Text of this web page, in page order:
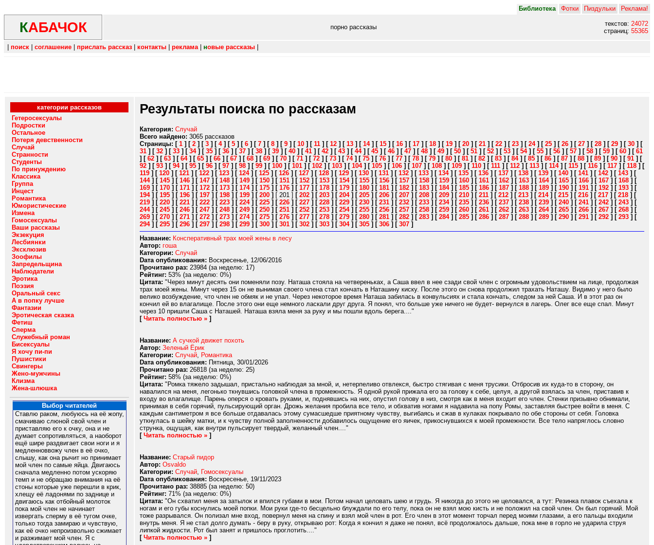
Библиотека Фотки Пиздульки Реклама!
КАБАЧОК порно рассказы текстов: 24072
страниц: 55365
поиск соглашение прислать рассказ контакты реклама| новые рассказы
категории рассказов
Гетеросексуалы
Подростки
Остальное
Потеря девственности
Случай
Странности
Студенты
По принуждению
Классика
Группа
Инцест
Романтика
Юмористические
Измена
Гомосексуалы
Ваши рассказы
Экзекуция
Лесбиянки
Эксклюзив
Зоофилы
Запредельщина
Наблюдатели
Эротика
Поэзия
Оральный секс
А в попку лучше
Фантазии
Эротическая сказка
Фетиш
Сперма
Служебный роман
Бисексуалы
Я хочу пи-пи
Пушистики
Свингеры
Жено-мужчины
Клизма
Жена-шлюшка
Выбор читателей
Ставлю раком, любуюсь на её жопу,
смачиваю слюной свой член и
приставляю его к очку, она и не
думает сопротивляться, а наоборот
ещё шире раздвигает свои ноги и я
медленноввожу член в её очко,
слышу, как она рычит но принимает
мой член по самые яйца. Двигаюсь
сначала медленно потом ускоряю
темп и не обращаю внимания на её
стоны которые уже перешли в крик,
хлещу её ладонями по заднице и
двигаюсь как отбойный молоток
пока мой член не начинает
извергать сперму в её тугом очке,
только тогда замираю и чувствую,
как её очко непроизвольно сжимает
и разжимает мой член. Я с
Результаты поиска по рассказам
Категория: Случай
Всего найдено: 3065 рассказов
Страницы: [ 1 ] [ 2 ] [ 3 ] [ 4] [ 5 ] [ 6 ] [ 7 ] [ 8 ] [ 9 ] [ 10 ] [ 11 ] [ 12 ] [ 13 ] [ 14] [ 15 ] [ 16 ] [ 17 ] [ 18 ] [ 19 ] [ 20 ] [ 21 ] [ 22 ] [ 23 ] [ 24] [ 25 ] [ 26 ] [ 27 ] [ 28 ] [ 29 ] [ 30 ] [
31 ] [ 32 ] [ 33 ] [ 34] [ 35 ] [ 36 ] [ 37 ] [ 38 ] [ 39 ] [ 40 ] [ 41 ] [ 42 ] [ 43 ] [ 44] [ 45 ] [ 46 ] [ 47 ] [ 48 ] [ 49 ] [ 50 ] [ 51 ] [ 52 ] [ 53 ] [ 54] [ 55 ] [ 56 ] [ 57 ] [ 58 ] [ 59 ] [ 60 ] [ 61
] [ 62 ] [ 63 ] [ 64] [ 65 ] [ 66 ] [ 67 ] [ 68 ] [ 69 ] [ 70 ] [ 71 ] [ 72 ] [ 73 ] [ 74] [ 75 ] [ 76 ] [ 77 ] [ 78 ] [ 79 ] [ 80 ] [ 81 ] [ 82 ] [ 83 ] [ 84] [ 85 ] [ 86 ] [ 87 ] [ 88 ] [ 89 ] [ 90 ] [ 91 ] [
92 ] [ 93 ] [ 94] [ 95 ] [ 96 ] [ 97 ] [ 98 ] [ 99 ] [ 100 ] [ 101 ] [ 102 ] [ 103 ] [ 104] [ 105 ] [ 106 ] [ 107 ] [ 108 ] [ 109 ] [ 110 ] [ 111 ] [ 112 ] [ 113 ] [ 114] [ 115 ] [ 116 ] [ 117 ] [ 118 ] [
119 ] [ 120 ] [ 121 ] [ 122 ] [ 123 ] [ 124] [ 125 ] [ 126 ] [ 127 ] [ 128 ] [ 129 ] [ 130 ] [ 131 ] [ 132 ] [ 133 ] [ 134] [ 135 ] [ 136 ] [ 137 ] [ 138 ] [ 139 ] [ 140 ] [ 141 ] [ 142 ] [ 143 ] [
144] [ 145 ] [ 146 ] [ 147 ] [ 148 ] [ 149 ] [ 150 ] [ 151 ] [ 152 ] [ 153 ] [ 154] [ 155 ] [ 156 ] [ 157 ] [ 158 ] [ 159 ] [ 160 ] [ 161 ] [ 162 ] [ 163 ] [ 164] [ 165 ] [ 166 ] [ 167 ] [ 168 ] [
169 ] [ 170 ] [ 171 ] [ 172 ] [ 173 ] [ 174] [ 175 ] [ 176 ] [ 177 ] [ 178 ] [ 179 ] [ 180 ] [ 181 ] [ 182 ] [ 183 ] [ 184] [ 185 ] [ 186 ] [ 187 ] [ 188 ] [ 189 ] [ 190 ] [ 191 ] [ 192 ] [ 193 ] [
194] [ 195 ] [ 196 ] [ 197 ] [ 198 ] [ 199 ] [ 200 ] [ 201 ] [ 202 ] [ 203 ] [ 204] [ 205 ] [ 206 ] [ 207 ] [ 208 ] [ 209 ] [ 210 ] [ 211 ] [ 212 ] [ 213 ] [ 214] [ 215 ] [ 216 ] [ 217 ] [ 218 ] [
219 ] [ 220 ] [ 221 ] [ 222 ] [ 223 ] [ 224] [ 225 ] [ 226 ] [ 227 ] [ 228 ] [ 229 ] [ 230 ] [ 231 ] [ 232 ] [ 233 ] [ 234] [ 235 ] [ 236 ] [ 237 ] [ 238 ] [ 239 ] [ 240 ] [ 241 ] [ 242 ] [ 243 ] [
244] [ 245 ] [ 246 ] [ 247 ] [ 248 ] [ 249 ] [ 250 ] [ 251 ] [ 252 ] [ 253 ] [ 254] [ 255 ] [ 256 ] [ 257 ] [ 258 ] [ 259 ] [ 260 ] [ 261 ] [ 262 ] [ 263 ] [ 264] [ 265 ] [ 266 ] [ 267 ] [ 268 ] [
269 ] [ 270 ] [ 271 ] [ 272 ] [ 273 ] [ 274] [ 275 ] [ 276 ] [ 277 ] [ 278 ] [ 279 ] [ 280 ] [ 281 ] [ 282 ] [ 283 ] [ 284] [ 285 ] [ 286 ] [ 287 ] [ 288 ] [ 289 ] [ 290 ] [ 291 ] [ 292 ] [ 293 ] [
294] [ 295 ] [ 296 ] [ 297 ] [ 298 ] [ 299 ] [ 300 ] [ 301 ] [ 302 ] [ 303 ] [ 304] [ 305 ] [ 306 ] [ 307 ]
Название: Консперативный трах моей жены в лесу
Автор: гоша
Категории: Случай
Dата опубликования: Воскресенье, 12/06/2016
Прочитано раз: 23984 (за неделю: 17)
Рейтинг: 53% (за неделю: 0%)
Цитата: "Через минут десять они поменяли позу. Наташа стояла на четвереньках, а Саша ввел в нее сзади свой член с огромным удовольствием на лице, продолжая
трах моей жены. Минут через 15 он не вынимая своего члена стал кончать в Наташину киску. После этого он снова продолжил трахать Наташу. Видимо у него было
велико возбуждение, что член не обмяк и не упал. Через некоторое время Наташа забилась в конвульсиях и стала кончать, следом за ней Саша. И в этот раз он
кончил ей во влагалище. После этого они еще немного ласкали друг друга. Я понял, что больше уже ничего не будет- вернулся в лагерь. Олег все еще спал. Минут
через 10 пришли Саша с Наташей. Наташа взяла меня за руку и мы пошли вдоль берега...."
[ Читать полностью » ]
Название: А сучкой движет похоть
Автор: Зеленый Ёрик
Категории: Случай, Романтика
Dата опубликования: Пятница, 30/01/2026
Прочитано раз: 26818 (за неделю: 25)
Рейтинг: 58% (за неделю: 0%)
Цитата: "Ромка тяжело задышал, пристально наблюдая за мной, и, нетерпеливо отвлекся, быстро стягивая с меня трусики. Отбросив их куда-то в сторону, он
навалился на меня, легонько ткнувшись головкой члена в промежность. Я одной рукой прижала его за голову к себе, целуя, а другой взялась за член, приставив к
входу во влагалище. Парень оперся о кровать руками, и, поднявшись на них, опустил голову в низ, смотря как в меня входит его член. Стенки призывно обнимали,
принимая в себя горячий, пульсирующий орган. Дрожь желания пробила все тело, и обхватив ногами я надавила на попу Ромы, заставляя быстрее войти в меня. С
каждым сантиметром я все больше отдавалась этому сумасшедше приятному чувству, выгибаясь и сжав в кулаках покрывало по обе стороны от себя. Головка
уткнулась в шейку матки, и к чувству полной заполненности добавилось ощущение его яичек, прикоснувшихся к моей промежности. Все тело напряглось словно
струнка, ощущая, как внутри пульсирует твердый, желанный член...."
[ Читать полностью » ]
Название: Старый пидор
Автор: Osvaldo
Категории: Случай, Гомосексуалы
Dата опубликования: Воскресенье, 19/11/2023
Прочитано раз: 38885 (за неделю: 50)
Рейтинг: 71% (за неделю: 0%)
Цитата: "Он схватил меня за затылок и впился губами в мои. Потом начал целовать шею и грудь. Я никогда до этого не целовался, а тут: Резинка плавок съехала к
ногам и его губы коснулись моей попки. Мои руки где-то бесцельно блуждали по его телу, пока он не взял мою кисть и не положил на свой член. Он был горячий. Мой
тоже разрывался. Он полизал мне вход, повернул меня на спину и взял мой член в рот. Его член в этот момент торчал перед моими глазами, а его пальцы входили
внутрь меня. Я не стал долго думать - беру в руку, открываю рот: Когда я кончил я даже не понял, всё продолжалось дальше, пока мне в горло не ударила струя
липкой жидкости. Рот был занят и пришлось проглотить...."
[ Читать полностью » ]